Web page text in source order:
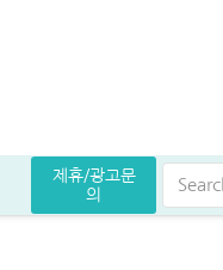
제휴/광고문
의